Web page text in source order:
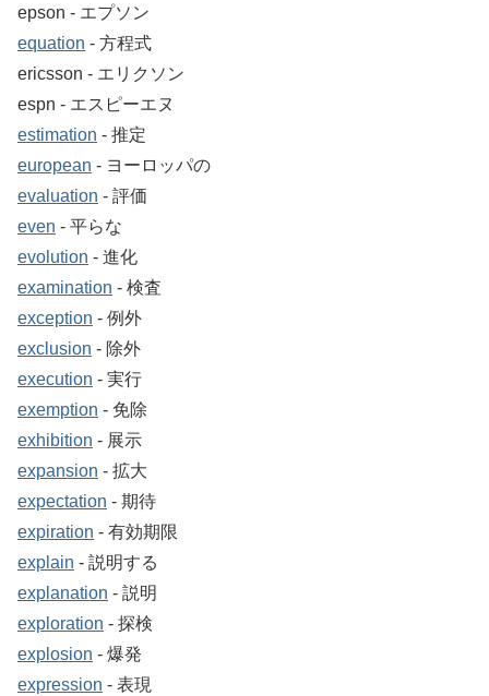
epson ‐ エプソン
equation ‐ 方程式
ericsson ‐ エリクソン
espn ‐ エスピーエヌ
estimation ‐ 推定
european ‐ ヨーロッパの
evaluation ‐ 評価
even ‐ 平らな
evolution ‐ 進化
examination ‐ 検査
exception ‐ 例外
exclusion ‐ 除外
execution ‐ 実行
exemption ‐ 免除
exhibition ‐ 展示
expansion ‐ 拡大
expectation ‐ 期待
expiration ‐ 有効期限
explain ‐ 説明する
explanation ‐ 説明
exploration ‐ 探検
explosion ‐ 爆発
expression ‐ 表現